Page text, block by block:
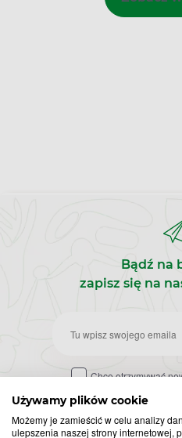
Używamy plików cookie
Możemy je zamieścić w celu analizy
ulepszenia naszej strony internetowej,
Bądź na
zapisz się na
Zapisz
do
newslettera
Chcę otrzymywać